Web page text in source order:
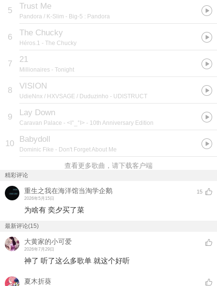
5 Trust Me
Pandora / K-Slim - Big-5 : Pandora
6 The Chucky
Héros.1 - The Chucky
7 21
Millionaires - Tonight
8 VISION
UdieNnx / HXVSAGE / Duduzinho - UDISTRUCT
9 Lay Down
Caravan Palace - <I°_°I> - 10th Anniversary Edition
10 Babydoll
Dominic Fike - Don't Forget About Me
查看更多歌曲，请下载客户端
精彩评论
重生之我在海洋馆当淘学企鹅
2026年5月15日
15
为啥有 奕夕买了菜
最新评论(15)
大黄家的小可爱
2026年7月29日
神了 听了这么多歌单 就这个好听
夏木折葵